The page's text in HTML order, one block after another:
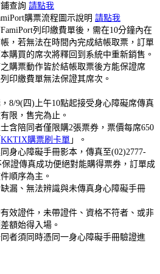
查詢 請點我
購票流程圖示說明 請點我
列印繳費單後，需在10分鐘內在
，若無法在時間內完成結帳取票，訂單
購買的席次將釋回到系統中重新銷售。
購票動作皆於結帳取票後方能保證席
印繳費單無法保證其席次。
8/9(四)上午10點起接受身心障礙席傳真
限，售完為止。
含陪同者僅限購2張票券，票價每席650
KKTIX購票刷卡單 」。
身心障礙手冊影本，傳真至(02)2777-
證傳真成功便絕對能購得票券，訂單成
順序為主。
漏、無法辨識與未傳真身心障礙手冊
效證件，未帶證件、資格不符者、或非
額始得入場。
者須同時憑同一身心障礙手冊驗證進